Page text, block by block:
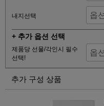
내지선택
+ 추가 옵션 선택
제품당 선물/각인시 필수
선택!
추가 구성 상품